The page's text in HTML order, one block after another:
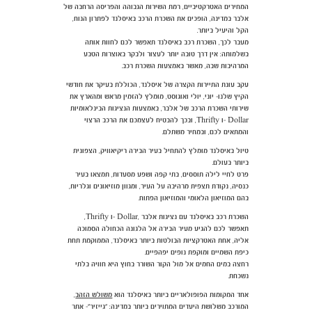
המחירים האטרקטיביים, רמת השירות הגבוהה והפריסה הרחבה של
אלבר במדינה, הופכים את השכרת הרכב באיסלנד לפתרון הנוח,
הקל והיעיל ביותר.
מעבר לכך, השכרת רכב באיסלנד תאפשר לכם לחוות אותה
בשלמותה: אין דרך טובה יותר לעצור ולבקר באוצרות הטבע
המרהיבות שבה, מאשר באמצעות השכרת רכב.
עקב עונת התיירות הקצרה של איסלנד, הכוללת בעיקר את חודשי
הקיץ שלנו- יוני, יולי ואוגוסט, מומלץ להזמין מראש ומהארץ את
שירותי השכרת הרכב של אלבר, באמצעות הנציגות הבינלאומיות
Dollar -ו Thrifty, ובכך להבטיח לעצמכם את הרכב הרצוי
והמתאים לכם, ובמחיר משתלם.
טיול באיסלנד מומלץ להתחיל בעיר הבירה ריקיאוויק, הצפונית
ביותר בעולם.
פרט לחיי לילה תוססים, בתי קפה ושפע מסעדות, תמצאו בעיר
כנסיה, נקודת תצפית מרהיבה על העיר, ומגוון מוזיאונים וגלריות,
בהם המוזיאון הלאומי והמוזיאון הפתוח.
השכרת רכב באיסלנד עם נציגות אלבר ,Dollar -ו Thrifty,
תאפשר לכם להגיע מעיר הבירה אל הלגונה הכחולה הסמוכה
אליה, אחת האטרקציות הבולטות ביותר באיסלנד, הממוקמת תחת
כיפת השמיים ומוקפת נופים יפהפיים.
רחצה במים החמים אל מול הקור השורר בחוץ היא חוויה בלתי
נשכחת.
אחד המקומות הפופולאריים ביותר באיסלנד הוא משולש הזהב,
המורכב משלושת היעדים המתוירים ביותר במדינה: "גייזיר"- אתר